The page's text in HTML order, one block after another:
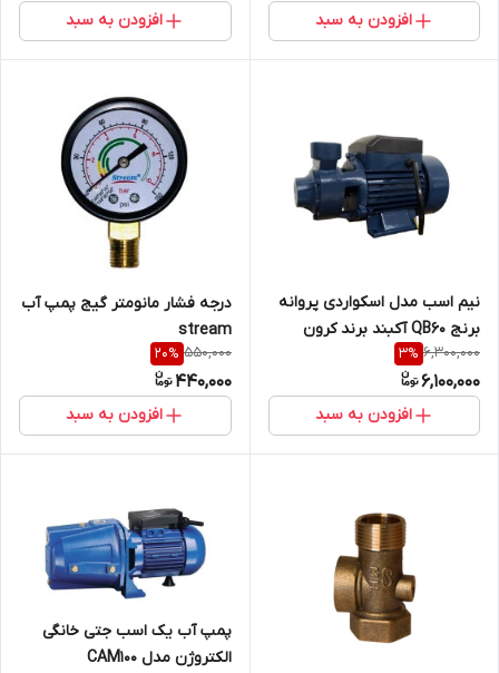
افزودن به سبد افزودن به سبد
نیم اسب مدل اسکواردی پروانه
برنج QB60 آکبند برند کرون
6,300,000
3%
6,100,000
افزودن به سبد
درجه فشار مانومتر گیج پمپ آب
stream
550,000
20%
440,000
افزودن به سبد
پمپ آب یک اسب جتی خانگی
الکتروژن مدل CAM100